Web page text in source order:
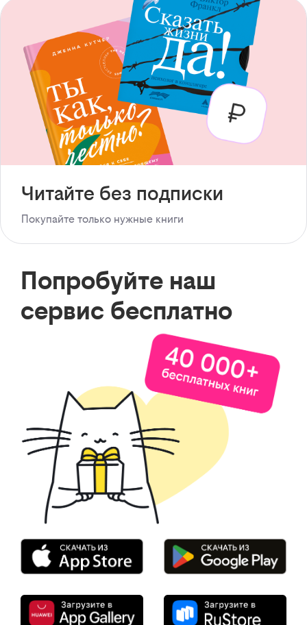
Читайте без подписки
Покупайте только нужные книги
Попробуйте наш
сервис бесплатно